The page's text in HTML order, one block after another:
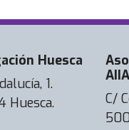
Huesca
1.
Huesca.
AIIA
C/